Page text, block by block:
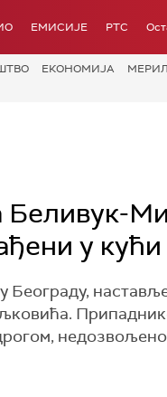
ЕМИСИЈЕ РТС
ЕКОНОМИЈА
Беливук-
у